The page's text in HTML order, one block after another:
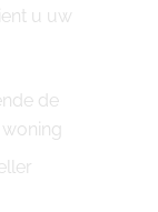
u uw
de